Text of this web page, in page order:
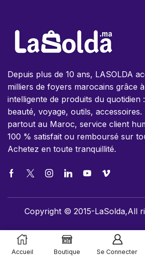
Depuis plus de 10 ans, LASOLDA
milliers de foyers marocains grâce
intelligente de produits du quotidien
beauté, voyage, outils, accessoires.
partout au Maroc, service client
100 % satisfait ou remboursé sur
Achetez en toute tranquillité.
Copyright © 2015-LaSolda,All
Accueil Boutique Se Connecter